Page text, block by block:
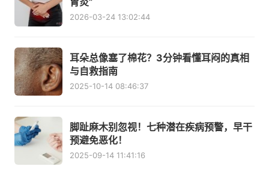
2026-03-24 13:02:44
耳朵总像塞了棉花？3分钟看懂耳闷的真相
与自救指南
2025-10-14 08:46:37
脚趾麻木别忽视！七种潜在疾病预警，早干
预避免恶化！
2025-09-14 11:41:16